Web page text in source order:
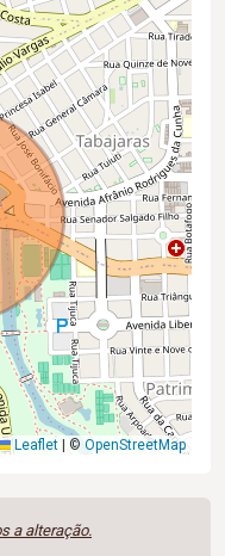
Leaflet © OpenStreetMap
a alteração.